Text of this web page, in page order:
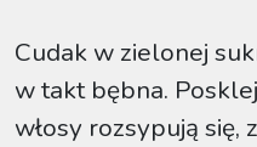
Cudak w zielonej
w takt bębna.
włosy rozsypują się,